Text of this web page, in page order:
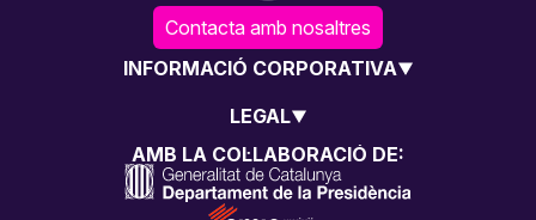
Contacta amb nosaltres
INFORMACIÓ CORPORATIVA
LEGAL
AMB LA COL·LABORACIÓ DE: